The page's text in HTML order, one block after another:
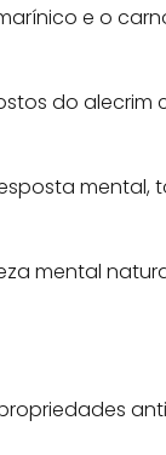
e o
do alecrim
mental,
mental